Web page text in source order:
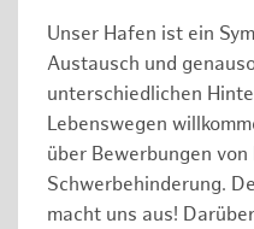
Unser Hafen ist ein
Austausch und
unterschiedlichen
Lebenswegen
über Bewerbungen
Schwerbehinderung.
macht uns aus!